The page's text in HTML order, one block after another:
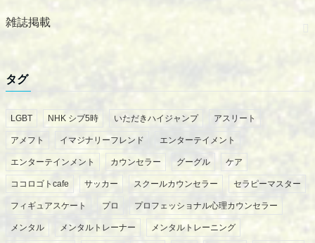
雑誌掲載
タグ
LGBT NHK シブ5時 いただきハイジャンプ アスリート
アメフト イマジナリーフレンド エンターテイメント
エンターテインメント カウンセラー グーグル ケア
ココロゴトcafe サッカー スクールカウンセラー セラピーマスター
フィギュアスケート プロ プロフェッショナル心理カウンセラー
メンタル メンタルトレーナー メンタルトレーニング